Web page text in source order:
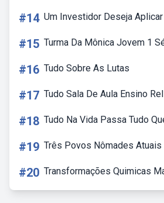
#14 Um Investidor Deseja
#15 Turma Da Mônica Jovem 1
#16 Tudo Sobre As Lutas
#17 Tudo Sala De Aula Ensino
#18 Tudo Na Vida Passa Tudo
#19 Três Povos Nômades Atuais
#20 Transformações Quimicas